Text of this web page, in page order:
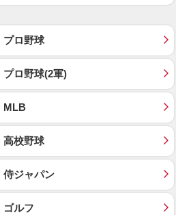
プロ野球
プロ野球(2軍)
MLB
高校野球
侍ジャパン
ゴルフ